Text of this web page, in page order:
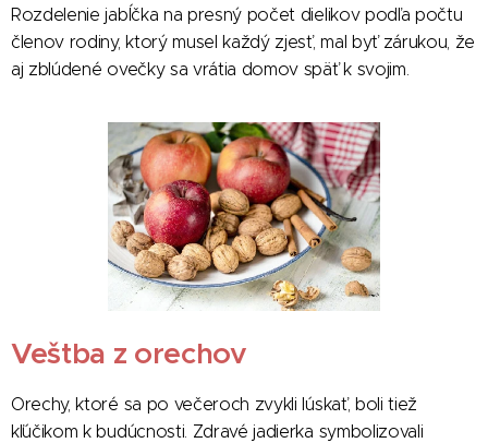
Rozdelenie jabĺčka na presný počet dielikov podľa počtu
členov rodiny, ktorý musel každý zjesť, mal byť zárukou, že
aj zblúdené ovečky sa vrátia domov späť k svojim.
Veštba z orechov
Orechy, ktoré sa po večeroch zvykli lúskať, boli tiež
kľúčikom k budúcnosti. Zdravé jadierka symbolizovali